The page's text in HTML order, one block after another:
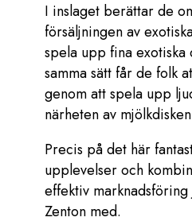
I inslaget berättar de
försäljningen av
spela upp fina exotiska
samma sätt får de folk
genom att spela upp
närheten av
Precis på det här
upplevelser och
effektiv
Zenton med.